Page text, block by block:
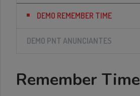
DEMO REMEMBER TIME
DEMO PNT ANUNCIANTES
Remember Time